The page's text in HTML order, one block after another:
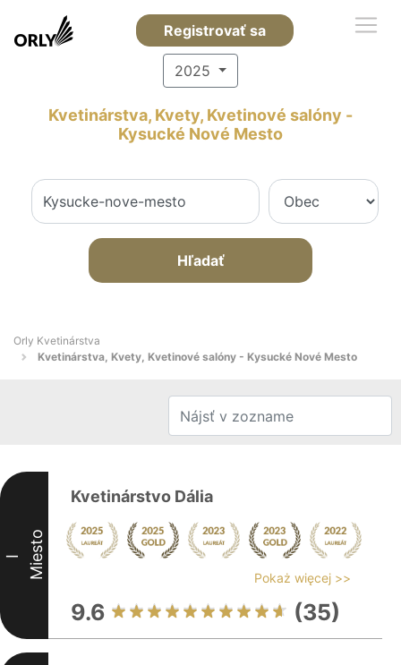
Registrovať sa
2025
Kvetinárstva, Kvety, Kvetinové salóny -
Kysucké Nové Mesto
Hľadať
Orly Kvetinárstva
Kvetinárstva, Kvety, Kvetinové salóny - Kysucké Nové Mesto
I Miesto
Kvetinárstvo Dália
Pokaż więcej >>
9.6 (35)